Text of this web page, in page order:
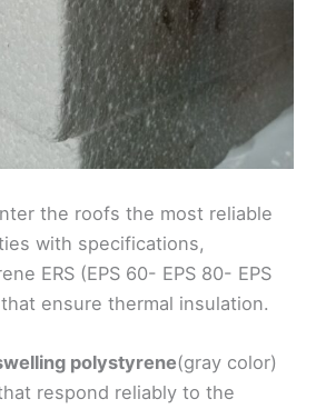
the roofs the most reliable
with specifications,
ERS (EPS 60- EPS 80- EPS
ensure thermal insulation.
polystyrene(gray color)
respond reliably to the